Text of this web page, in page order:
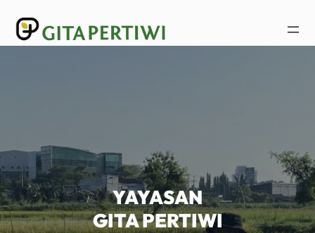
Lewati
ke
YAYASAN
GITA PERTIWI